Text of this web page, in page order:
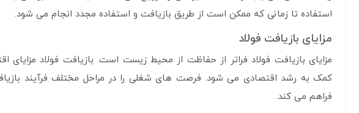
استفاده تا زمانی که ممکن است از طریق بازیافت و استفاده مجدد انجام می شود.
مزایای بازیافت فولاد
مزایای بازیافت فولاد فراتر از حفاظت از محیط زیست است. بازیافت فولاد مزایای
کمک به رشد اقتصادی می شود. فرصت های شغلی را در مراحل مختلف فرآیند
فراهم می کند.